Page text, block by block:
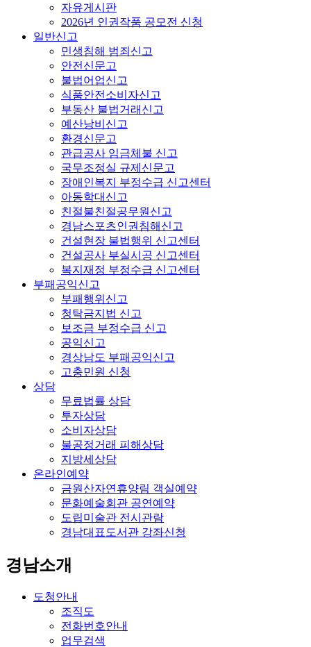
자유게시판
2026년 인권작품 공모전 신청
일반신고
민생침해 범죄신고
안전신문고
불법어업신고
식품안전소비자신고
부동산 불법거래신고
예산낭비신고
환경신문고
관급공사 임금체불 신고
국무조정실 규제신문고
장애인복지 부정수급 신고센터
아동학대신고
친절불친절공무원신고
경남스포츠인권침해신고
건설현장 불법행위 신고센터
건설공사 부실시공 신고센터
복지재정 부정수급 신고센터
부패공익신고
부패행위신고
청탁금지법 신고
보조금 부정수급 신고
공익신고
경상남도 부패공익신고
고충민원 신청
상담
무료법률 상담
투자상담
소비자상담
불공정거래 피해상담
지방세상담
온라인예약
금원산자연휴양림 객실예약
문화예술회관 공연예약
도립미술관 전시관람
경남대표도서관 강좌신청
경남소개
도청안내
조직도
전화번호안내
업무검색